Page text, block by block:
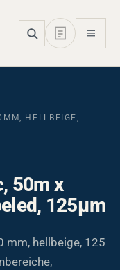
HELLBEIGE,
50m x
125µm
mm, hellbeige, 125